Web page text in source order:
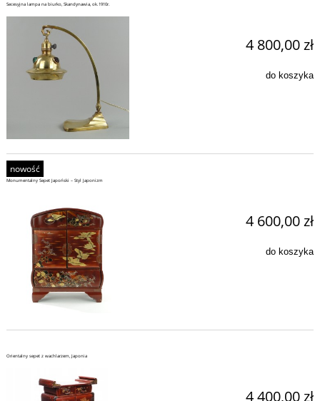
Secesyjna lampa na biurko, Skandynawia, ok.1910r.
4 800,00 zł
do koszyka
Monumentalny Sepet Japoński – Styl Japonizm
4 600,00 zł
do koszyka
nowość
Orientalny sepet z wachlarzem, Japonia
4 400,00 zł